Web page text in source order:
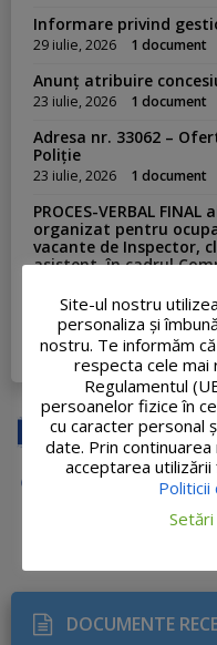
Informare privind
29 iulie, 2026 1 document
Anunț atribuire
23 iulie, 2026 1 document
Adresa nr. 33062 –
Poliție
23 iulie, 2026 1 document
PROCES-VERBAL
organizat pentru
vacante de Inspector,
asistent, în cadrul
20 iulie, 2026 1 document
VEZI TOATE ...
DOCUMENTE
Site-ul nostru
personaliza și
nostru. Te informăm
respecta cele
Regulamentul
persoanelor fizice în
cu caracter personal
date. Prin
acceptarea